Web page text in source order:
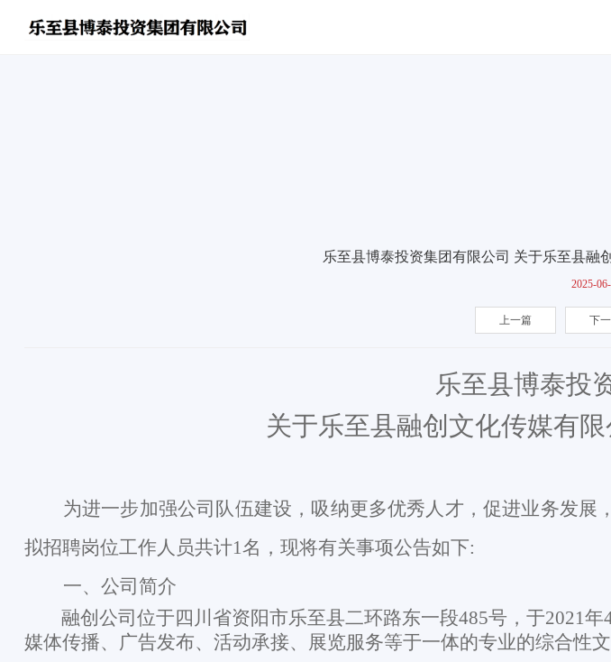
乐至县博泰投资集团有限公司 关于乐至县融
2025-
上一篇 下
乐至县博泰投
关于乐至县融创文化传媒有限
为进一步加强公司队伍建设，吸纳更多优秀人才，促进业务发展
拟招聘岗位工作人员共计1名，现将有关事项公告如下:
一、公司简介
融创公司 位于四川省资阳市乐至县二环路东一段485号 ，于2021年
媒体传播、广告发布、活动承接、展览服务等于一体的专业的综合性文